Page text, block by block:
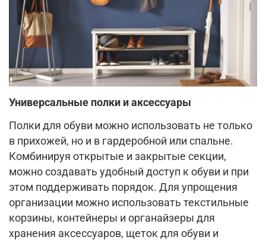
Универсальные полки и аксессуары
Полки для обуви можно использовать не только
в прихожей, но и в гардеробной или спальне.
Комбинируя открытые и закрытые секции,
можно создавать удобный доступ к обуви и при
этом поддерживать порядок. Для упрощения
организации можно использовать текстильные
корзины, контейнеры и органайзеры для
хранения аксессуаров, щеток для обуви и